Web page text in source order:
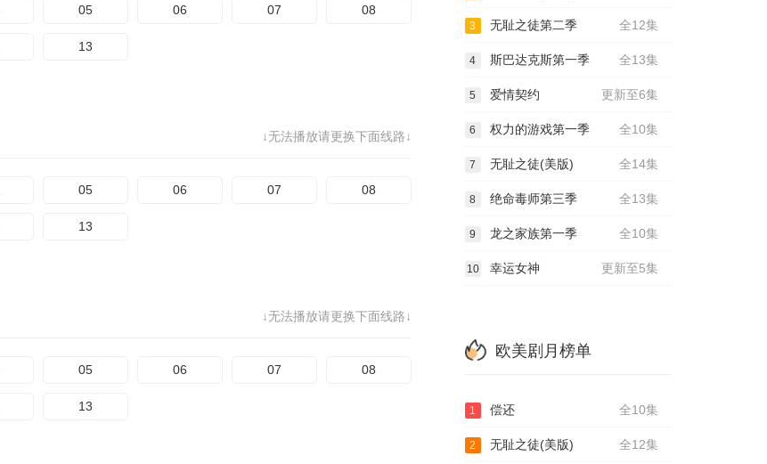
05 06 07 08
13
↓无法播放请更换下面线路↓
05 06 07 08
13
↓无法播放请更换下面线路↓
05 06 07 08
13
全12集
3 无耻之徒第二季
全13集
4 斯巴达克斯第一季
更新至6集
5 爱情契约
全10集
6 权力的游戏第一季
全14集
7 无耻之徒(美版)
全13集
8 绝命毒师第三季
全10集
9 龙之家族第一季
更新至5集
10 幸运女神
欧美剧月榜单
全10集
1 偿还
全12集
2 无耻之徒(美版)